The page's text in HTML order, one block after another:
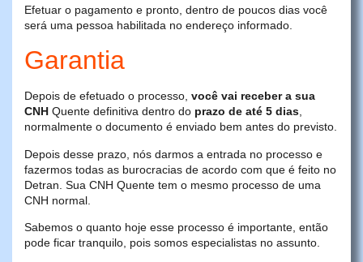
Efetuar o pagamento e pronto, dentro de poucos dias você
será uma pessoa habilitada no endereço informado.
Garantia
Depois de efetuado o processo, você vai receber a sua
CNH Quente definitiva dentro do prazo de até 5 dias,
normalmente o documento é enviado bem antes do previsto.
Depois desse prazo, nós darmos a entrada no processo e
fazermos todas as burocracias de acordo com que é feito no
Detran. Sua CNH Quente tem o mesmo processo de uma
CNH normal.
Sabemos o quanto hoje esse processo é importante, então
pode ficar tranquilo, pois somos especialistas no assunto.